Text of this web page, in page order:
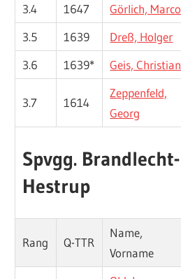
3.4
1647
Görlich, Marco
3.5
1639
Dreß, Holger
3.6
1639* Geis, Christian
3.7 1614
Zeppenfeld,
Georg
Spvgg. Brandlecht-
Hestrup
Rang Q-TTR
Name,
Vorname